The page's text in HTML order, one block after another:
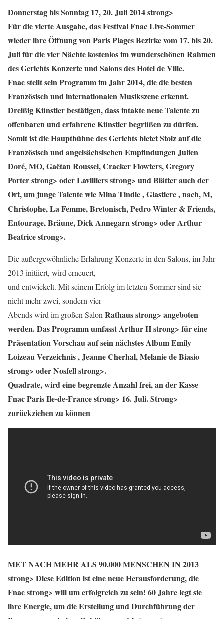
Donnerstag bis Sonntag 17, 20. Juli 2014 strong>
Für die vierte Ausgabe, das Festival Fnac Live-Sommer
wieder ihre Öffnung von Paris Plages Bezirke vom 17. bis 20.
Juli für die vier Nächte kostenlos im wunderschönen Rahmen
des Gerichts Konzerte und Salons des Hotel de Ville.
Fnac stellt sein Programm im Jahr 2014, die die besten
Französisch und internationalen Musikszene erkennt.
Dreißig Künstler bestätigen, dass intakte neue Talente zu
offenbaren und erfahrene Künstler begrüßen zu dürfen.
Somit ist die Hauptbühne des Gerichts bietet Stolz auf die
Französisch und angelsächsischen EmpfindungenJulien
Doré, MO, Gaëtan Roussel, Cracker Flowters, Gregory
Porter strong> oderLavilliers strong> und Blätter auch der
Ort, um junge Talente wie Mina Tindle, Glastiere , nach, M,
Christophe, La Femme, Bretonisch, Pedro Winter & Friends,
Entourage, Bräune, Dick Annegarn strong> oderArthur
Beatrice strong>.
Die außergewöhnliche Erfahrung Konzerte in den Salons, im Jahr
2013 initiiert, wird erneuert,
und entwickelt. Mit seinem Erfolg im letzten Sommer sind sie
nicht mehr zwei, sondern vier
Abends wird im großen Salon Rathaus strong> angeboten
werden. Das Programm umfasstArthur H strong> für eine
Präsentation Vorschau auf sein nächstes Album Emily
Loizeau Verzeichnis, Jeanne Cherhal, Melanie de Biasio
strong> oderNosfell strong>.
Quadrate, wird eine begrenzte Anzahl frei, an der Kasse
Fnac Paris Ile-de-France strong> 16. Juli. Strong>
zurückziehen zu können
MET NACH MEHR ALS 90.000 MENSCHEN IN 2013
strong> Diese Edition ist eine neue Herausforderung, die
Fnacstrong> will um erfolgreich zu sein! 60 Jahre legt sie
ihre Energie, um die Erstellung und Durchführung der